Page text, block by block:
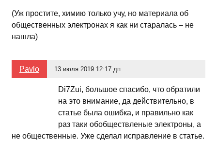
(Уж простите, химию только учу, но материала об
общественных электронах я как ни старалась – не
нашла)
Pavlo 13 июля 2019 12:17 дп
Di7Zui, большое спасибо, что обратили
на это внимание, да действительно, в
статье была ошибка, и правильно как
раз таки обобществленые электроны, а
не общественные. Уже сделал исправление в статье.